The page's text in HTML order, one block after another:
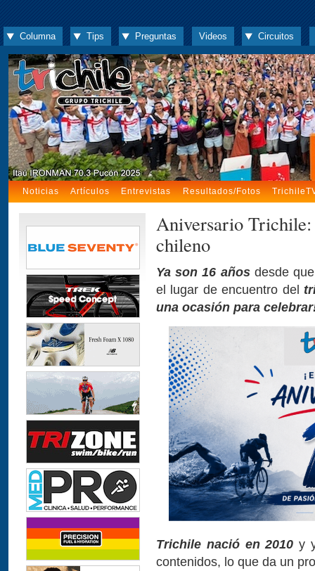
Columna Tips Preguntas Videos Circuitos
Noticias Artículos Entrevistas Resultados/Fotos
Aniversario
chileno
Ya son 16 añosdesde que
el lugar de encuentro del
una ocasión para
Trichile nació en 2010 y
contenidos, lo que da un